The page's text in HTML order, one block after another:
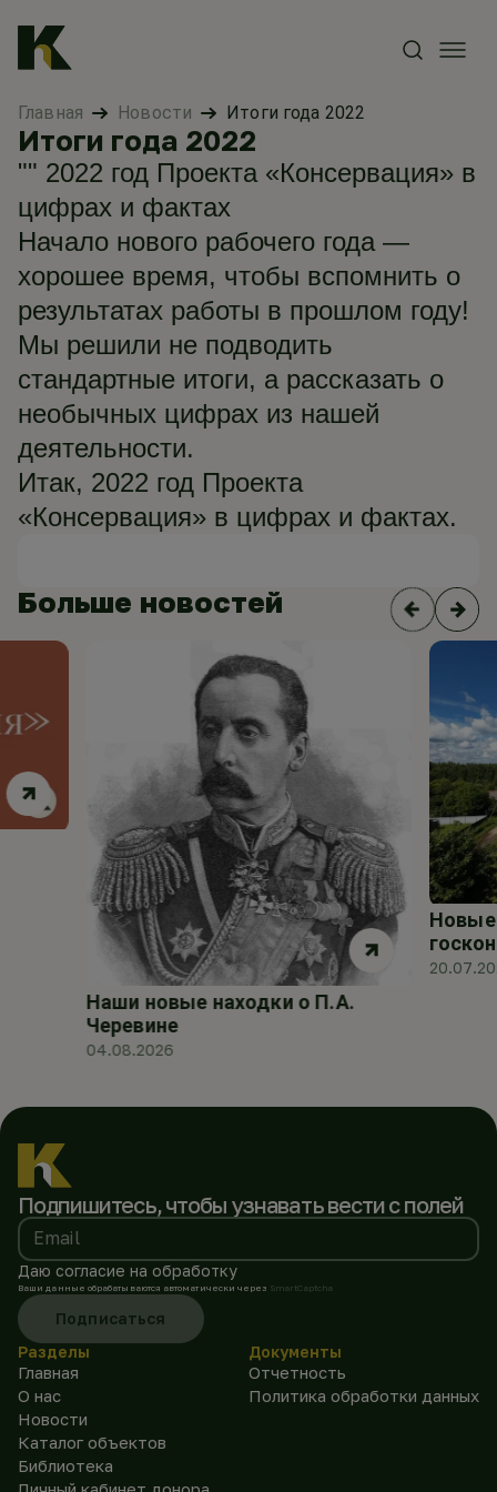
Главная Новости Итоги года 2022
Итоги года 2022
"" 2022 год Проекта «Консервация» в
цифрах и фактах
Начало нового рабочего года —
хорошее время, чтобы вспомнить о
результатах работы в прошлом году!
Мы решили не подводить
стандартные итоги, а рассказать о
необычных цифрах из нашей
деятельности.
Итак, 2022 год Проекта
«Консервация» в цифрах и фактах.
Больше новостей
Наши новые находки о П.А.
Черевине
04.08.2026
Новые
Подпишитесь, чтобы узнавать вести с полей
Email
Даю согласие на обработку
Ваши данные обрабатываются автоматически через SmartCaptcha
Подписаться
Разделы
Главная
О нас
Новости
Каталог объектов
Библиотека
Документы
Отчетность
Политика обработки данных